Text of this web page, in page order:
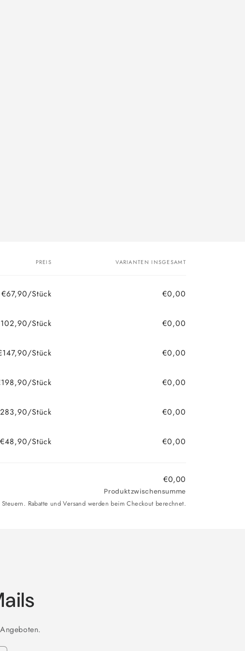
PREIS VARIANTEN INSGESAMT
€67,90/Stück €0,00
Stück €0,00
Stück €0,00
Stück €0,00
Stück €0,00
€48,90/Stück
€0,00
€0,00
Produktzwischensumme
Steuern. Rabatte und Versand werden beim Checkout berechnet.